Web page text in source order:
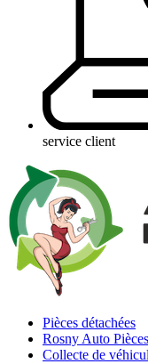
service client
Pièces détachées
Rosny Auto Pièces
Collecte de